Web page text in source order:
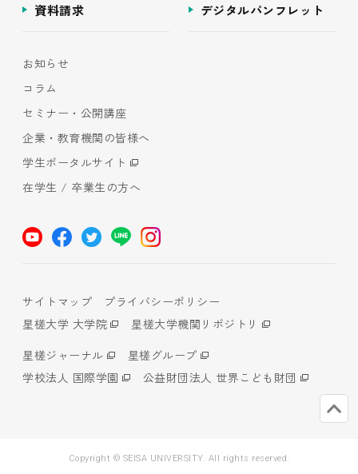
資料請求 デジタルパンフレット
お知らせ
コラム
セミナー・公開講座
企業・教育機関の皆様へ
学生ポータルサイト
在学生 / 卒業生の方へ
サイトマップ
プライバシーポリシー
星槎大学 大学院
星槎大学機関リポジトリ
星槎ジャーナル
星槎グループ
学校法人 国際学園
公益財団法人 世界こども財団
Copyright © SEISA UNIVERSITY. All rights reserved.